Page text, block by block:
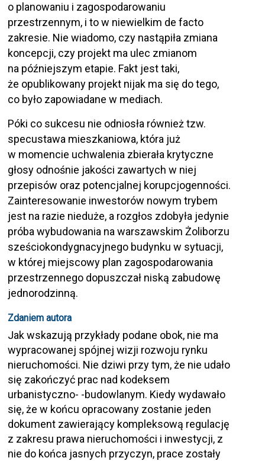
o planowaniu i zagospodarowaniu
przestrzennym, i to w niewielkim de facto
zakresie. Nie wiadomo, czy nastąpiła zmiana
koncepcji, czy projekt ma ulec zmianom
na późniejszym etapie. Fakt jest taki,
że opublikowany projekt nijak ma się do tego,
co było zapowiadane w mediach.
Póki co sukcesu nie odniosła również tzw.
specustawa mieszkaniowa, która już
w momencie uchwalenia zbierała krytyczne
głosy odnośnie jakości zawartych w niej
przepisów oraz potencjalnej korupcjogenności.
Zainteresowanie inwestorów nowym trybem
jest na razie nieduże, a rozgłos zdobyła jedynie
próba wybudowania na warszawskim Żoliborzu
sześciokondygnacyjnego budynku w sytuacji,
w której miejscowy plan zagospodarowania
przestrzennego dopuszczał niską zabudowę
jednorodzinną.
Zdaniem autora
Jak wskazują przykłady podane obok, nie ma
wypracowanej spójnej wizji rozwoju rynku
nieruchomości. Nie dziwi przy tym, że nie udało
się zakończyć prac nad kodeksem
urbanistyczno- -budowlanym. Kiedy wydawało
się, że w końcu opracowany zostanie jeden
dokument zawierający kompleksową regulację
z zakresu prawa nieruchomości i inwestycji, z
nie do końca jasnych przyczyn, prace zostały